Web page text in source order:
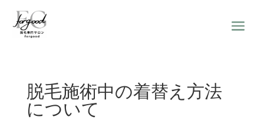
脱毛施術中の着替え方法
について